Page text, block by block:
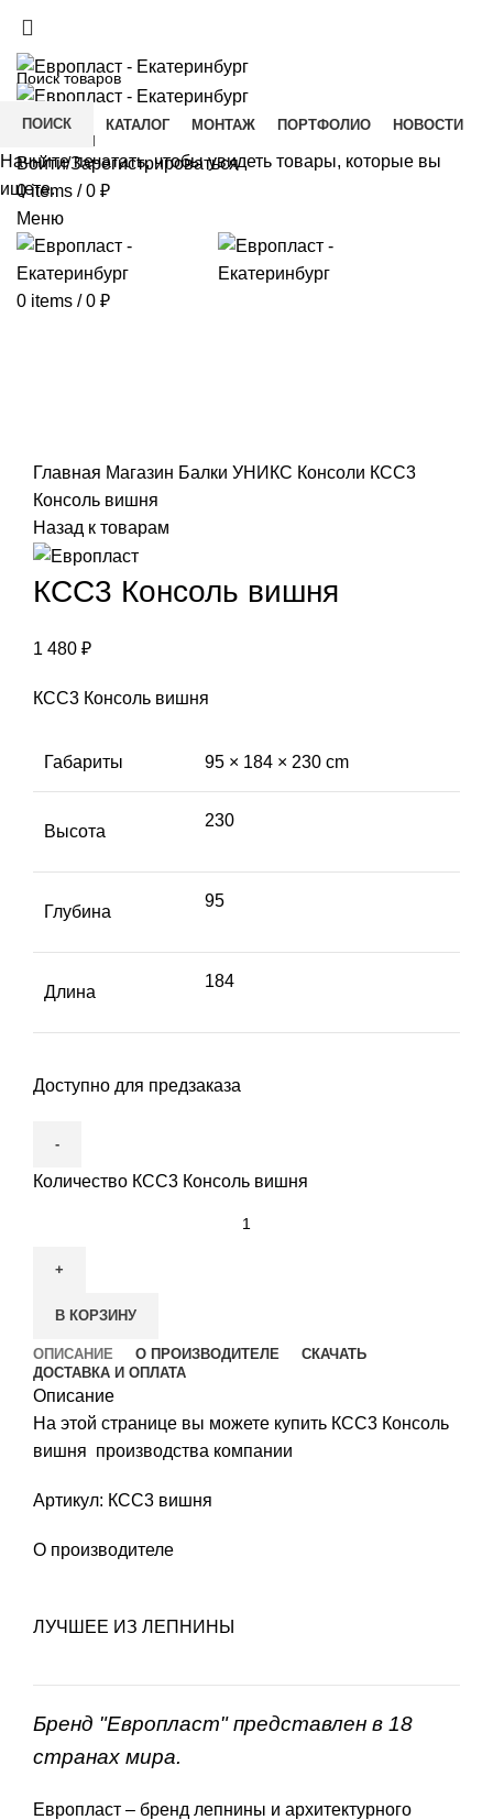
ГЛАВНАЯ КАТАЛОГ МОНТАЖ ПОРТФОЛИО
НОВОСТИ
КОНТАКТЫ
Войти/Зарегистрироваться
0items / 0 ₽
Меню
0 items / 0 ₽
Главная Магазин Балки УНИКС Консоли КСС3
Консоль вишня
Назад к товарам
КСС3 Консоль вишня
1 480 ₽
КСС3 Консоль вишня
Габариты 95 × 184 × 230 cm
Высота
230
Глубина
95
Длина
184
Доступно для предзаказа
Количество КСС3 Консоль вишня
В КОРЗИНУ
ОПИСАНИЕ О ПРОИЗВОДИТЕЛЕ
СКАЧАТЬ
ДОСТАВКА И ОПЛАТА
Описание
На этой странице вы можете купить КСС3 Консоль
вишня производства компании
Артикул: КСС3 вишня
О производителе
ЛУЧШЕЕ ИЗ ЛЕПНИНЫ
Бренд "Европласт" представлен в 18
странах мира.
Европласт – бренд лепнины и архитектурного
ПОИСК
Начните печатать, чтобы увидеть товары, которые вы
ищете.